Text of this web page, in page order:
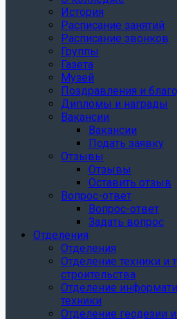
История
Расписание занятий
Расписание звонков
Группы
Газета
Музей
Поздравления и
Дипломы и награды
Вакансии
Вакансии
Подать заявку
Отзывы
Отзывы
Оставить отзыв
Вопрос-ответ
Вопрос-ответ
Задать вопрос
Отделения
Отделения
Отделение техники и
строительства
Отделение
техники
Отделение геодезии